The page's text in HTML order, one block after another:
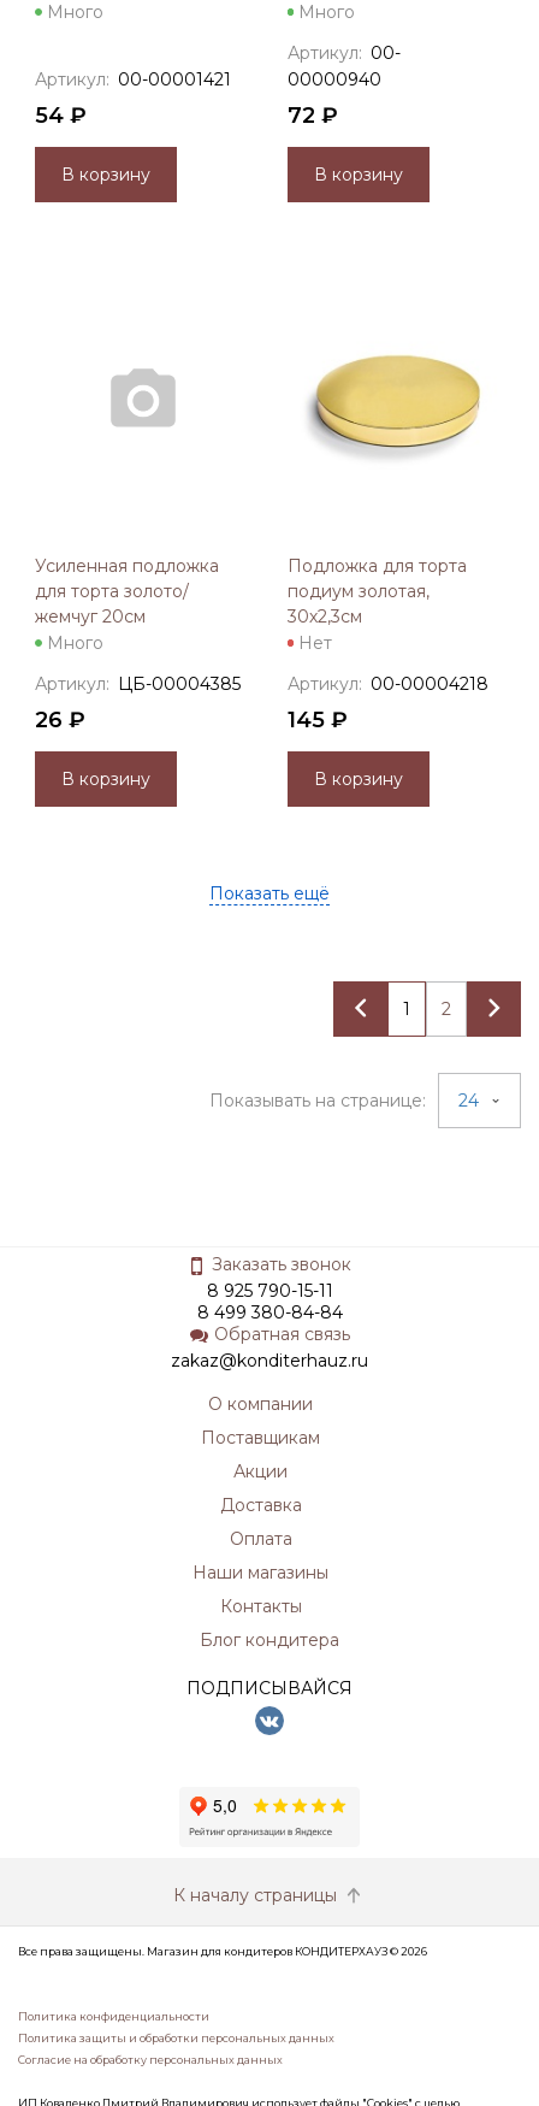
Много
Артикул: 00-00001421
54 ₽
В корзину
Много
Артикул: 00-
00000940
72 ₽
В корзину
Усиленная подложка
для торта золото/
жемчуг 20см
Много
Артикул: ЦБ-00004385
26 ₽
В корзину
Подложка для торта
подиум золотая,
30х2,3см
Нет
Артикул: 00-00004218
145 ₽
В корзину
Показать ещё
1 2
Показывать на странице: 24
Заказать звонок
8 925 790-15-11
8 499 380-84-84
Обратная связь
zakaz@konditerhauz.ru
О компании
Поставщикам
Акции
Доставка
Оплата
Наши магазины
Контакты
Блог кондитера
ПОДПИСЫВАЙСЯ
К началу страницы
Все права защищены. Магазин для кондитеров КОНДИТЕРХАУЗ © 2026
Политика конфиденциальности
Политика защиты и обработки персональных данных
Согласие на обработку персональных данных
ИП Коваленко Дмитрий Владимирович использует файлы "Cookies" с целью